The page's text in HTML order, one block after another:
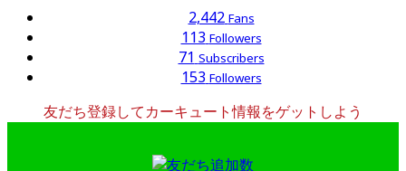
2,442 Fans
113 Followers
71 Subscribers
153 Followers
友だち登録してカーキュート情報をゲットしよう